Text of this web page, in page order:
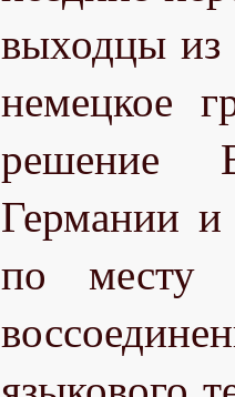
выходцы
немецкое
решение
Германии и
по месту